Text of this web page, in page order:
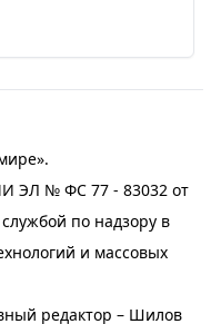
ЭЛ № ФС 77 - 83032 от
по надзору в
и массовых
редактор – Шилов